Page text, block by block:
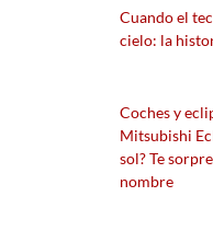
Cuando el
cielo: la
Coches y
Mitsubishi
sol? Te
nombre